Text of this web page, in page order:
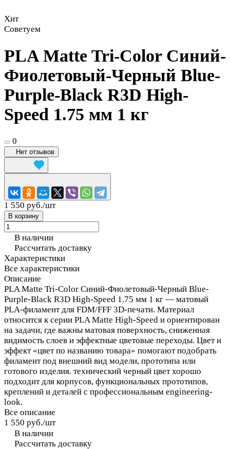
Хит
Советуем
PLA Matte Tri-Color Синий-
Фиолетовый-Черный Blue-
Purple-Black R3D High-
Speed 1.75 мм 1 кг
0
Нет отзывов
1 550 руб./шт
В корзину
В наличии
Рассчитать доставку
Характеристики
Все характеристики
Описание
PLA Matte Tri-Color Синий-Фиолетовый-Черный Blue-
Purple-Black R3D High-Speed 1.75 мм 1 кг — матовый
PLA-филамент для FDM/FFF 3D-печати. Материал
относится к серии PLA Matte High-Speed и ориентирован
на задачи, где важны матовая поверхность, сниженная
видимость слоев и эффектные цветовые переходы. Цвет и
эффект «цвет по названию товара» помогают подобрать
филамент под внешний вид модели, прототипа или
готового изделия. технический черный цвет хорошо
подходит для корпусов, функциональных прототипов,
креплений и деталей с профессиональным engineering-
look.
Все описание
1 550 руб./шт
В наличии
Рассчитать доставку